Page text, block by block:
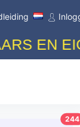
EN
244